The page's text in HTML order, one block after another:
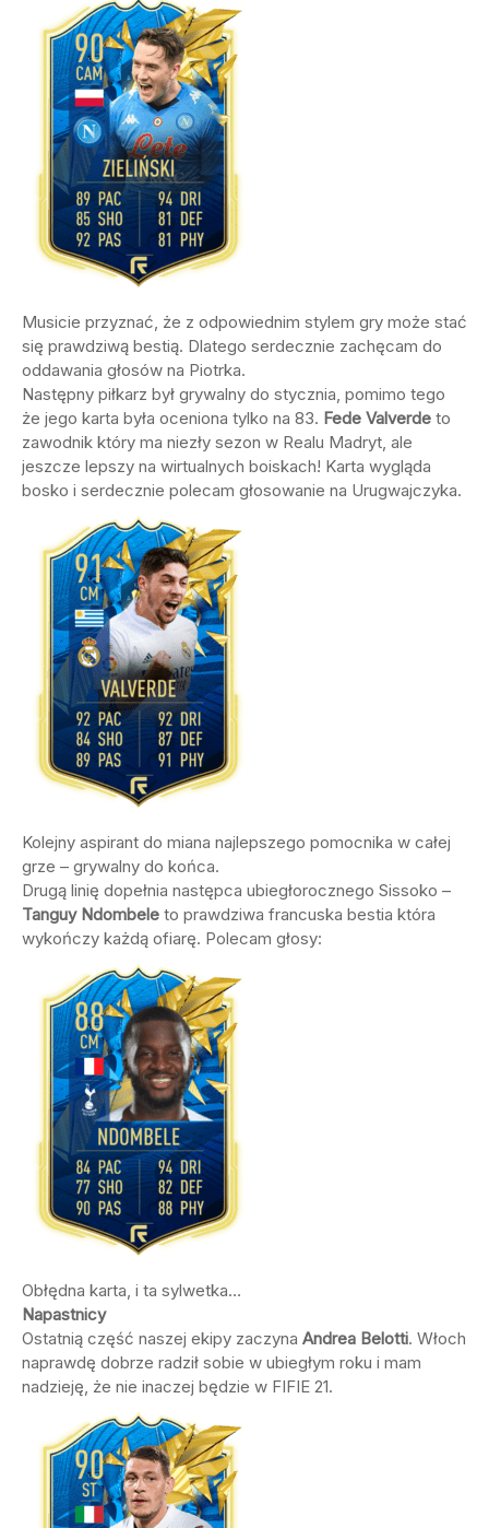
Musicie przyznać, że z odpowiednim stylem gry może stać
się prawdziwą bestią. Dlatego serdecznie zachęcam do
oddawania głosów na Piotrka.
Następny piłkarz był grywalny do stycznia, pomimo tego
że jego karta była oceniona tylko na 83. Fede Valverde to
zawodnik który ma niezły sezon w Realu Madryt, ale
jeszcze lepszy na wirtualnych boiskach! Karta wygląda
bosko i serdecznie polecam głosowanie na Urugwajczyka.
Kolejny aspirant do miana najlepszego pomocnika w całej
grze – grywalny do końca.
Drugą linię dopełnia następca ubiegłorocznego Sissoko –
Tanguy Ndombele to prawdziwa francuska bestia która
wykończy każdą ofiarę. Polecam głosy:
Obłędna karta, i ta sylwetka…
Napastnicy
Ostatnią część naszej ekipy zaczyna Andrea Belotti. Włoch
naprawdę dobrze radził sobie w ubiegłym roku i mam
nadzieję, że nie inaczej będzie w FIFIE 21.